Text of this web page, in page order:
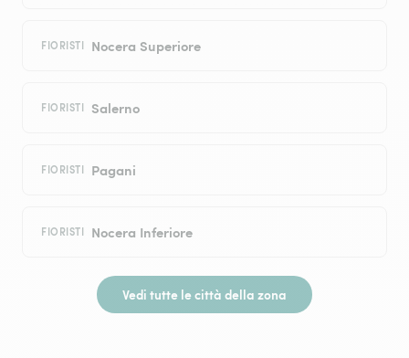
FIORISTI Nocera Superiore
FIORISTI Salerno
FIORISTI Pagani
FIORISTI Nocera Inferiore
Vedi tutte le città della zona